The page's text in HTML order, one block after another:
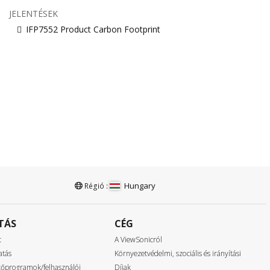
JELENTÉSEK
IFP7552 Product Carbon Footprint
Régió : Hungary
felhasználói
CÉG
A ViewSonicról
Környezetvédelmi, szociális és irányítási
Díjak